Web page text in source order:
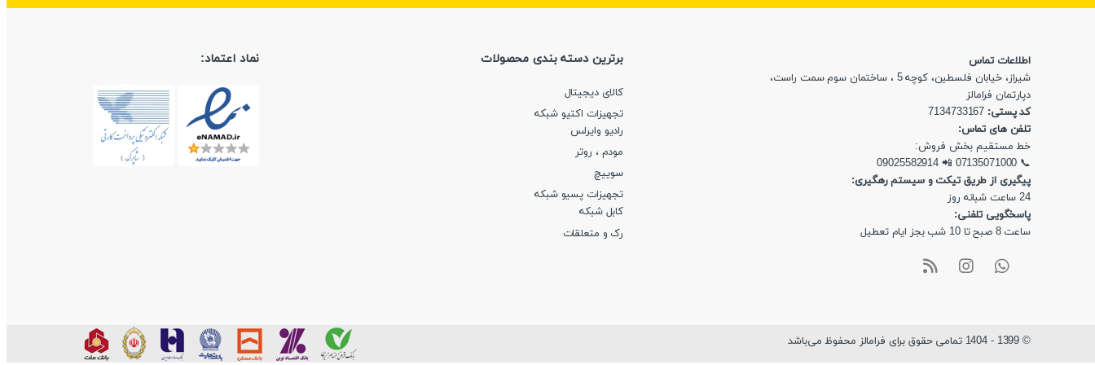
اطلاعات تماس
شیراز، خیابان فلسطین، کوچه 5 ، ساختمان سوم سمت راست،
دپارتمان فرامالز
کد پستی:
تلفن های تماس:
خط مستقیم بخش فروش:
📞
07135071000
📲
09025582914
پیگیری از طریق تیکت و سیستم رهگیری:
24 ساعت شبانه روز
پاسخگویی تلفنی:
ساعت 8 صبح تا 10 شب بجز ایام تعطیل
برترین دسته بندی محصولات
کالای دیجیتال
تجهیزات اکتیو شبکه
رادیو وایرلس
مودم ، روتر
سوییچ
تجهیزات پسیو شبکه
کابل شبکه
رک و متعلقات
نماد اعتماد:
© 1399 - 1404 تمامی حقوق برای فرامالز محفوظ می‌باشد